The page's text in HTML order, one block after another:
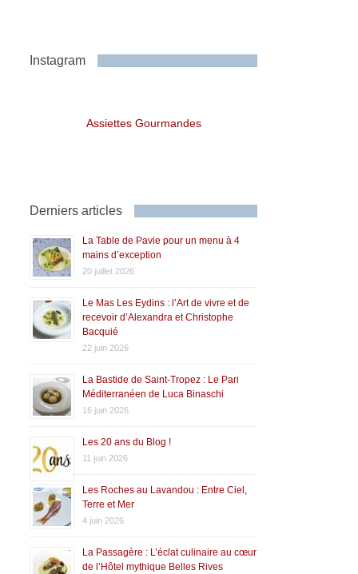
Instagram
Assiettes Gourmandes
Derniers articles
La Table de Pavie pour un menu à 4
mains d’exception
20 juillet 2026
Le Mas Les Eydins : l’Art de vivre et de
recevoir d’Alexandra et Christophe
Bacquié
22 juin 2026
La Bastide de Saint-Tropez : Le Pari
Méditerranéen de Luca Binaschi
16 juin 2026
Les 20 ans du Blog !
11 juin 2026
Les Roches au Lavandou : Entre Ciel,
Terre et Mer
4 juin 2026
La Passagère : L’éclat culinaire au cœur
de l’Hôtel mythique Belles Rives